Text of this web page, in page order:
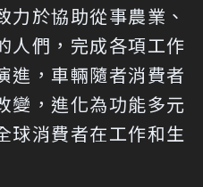
力於協助從事農業、
人們，完成各項工作
進，車輛隨者消費者
變，進化為功能多元
球消費者在工作和生